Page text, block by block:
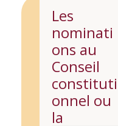
Les
nominati
ons au
Conseil
constituti
onnel ou
la